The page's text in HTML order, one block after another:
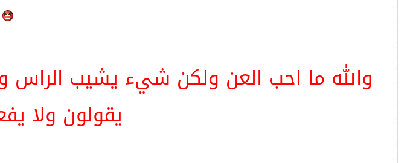
والله ما احب العن ولكن شيء يشيب الراس
يقولون ولا